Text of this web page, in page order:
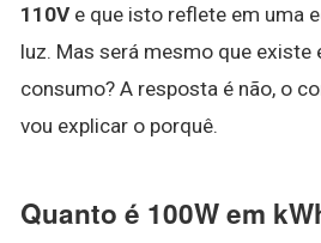
110V e que isto reflete em uma
luz. Mas será mesmo que existe
consumo? A resposta é não, o
vou explicar o porquê.
Quanto é 100W em